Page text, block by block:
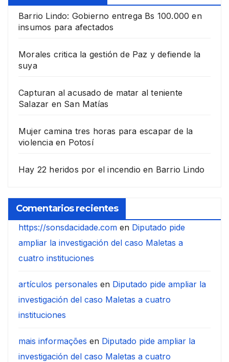
Barrio Lindo: Gobierno entrega Bs 100.000 en
insumos para afectados
Morales critica la gestión de Paz y defiende la
suya
Capturan al acusado de matar al teniente
Salazar en San Matías
Mujer camina tres horas para escapar de la
violencia en Potosí
Hay 22 heridos por el incendio en Barrio Lindo
Comentarios recientes
https://sonsdacidade.com en Diputado pide
ampliar la investigación del caso Maletas a
cuatro instituciones
artículos personales en Diputado pide ampliar la
investigación del caso Maletas a cuatro
instituciones
mais informações en Diputado pide ampliar la
investigación del caso Maletas a cuatro